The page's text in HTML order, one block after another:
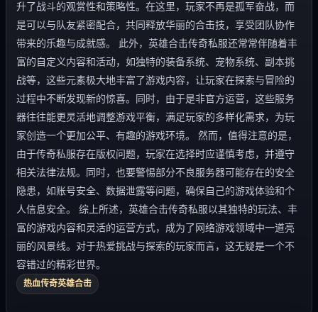
升了战斗的观赏性和策略性。在这里，玩家不再是孤军奋战，而
是可以与队友紧密配合，共同释放华丽的合击技，享受团队协作
带来的乐趣与成就感。 此外，英雄合击传奇私服还常常伴随着丰
富的自定义内容和活动，如独特的装备系统、宠物系统、副本挑
战等，这些元素极大地丰富了游戏内容，让玩家在探索与冒险的
过程中不断发现新的惊喜。同时，由于是非官方运营，这些服务
器往往能更灵活地调整游戏平衡，满足玩家的多样化需求，为玩
家创造一个更加公平、有趣的游戏环境。 然而，值得注意的是，
由于传奇私服存在版权问题，玩家在选择时应谨慎考虑，并遵守
相关法律法规。同时，也要警惕部分不良服务器可能存在的安全
隐患，如账号安全、数据泄露等问题，确保自己的游戏体验和个
人信息安全。 综上所述，英雄合击传奇私服以其独特的玩法、丰
富的游戏内容和灵活的运营方式，成为了网络游戏领域中一道亮
丽的风景线。对于热爱挑战与探索的玩家而言，这无疑是一个不
容错过的精彩世界。
热血传奇英雄合击